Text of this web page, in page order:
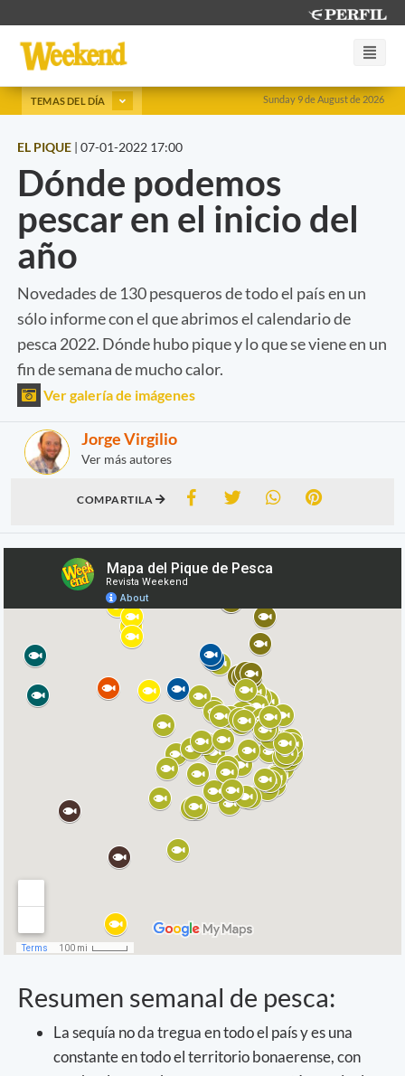
Sunday 9 de August de 2026
TEMAS DEL DÍA
EL PIQUE | 07-01-2022 17:00
Dónde podemos
pescar en el inicio del
año
Novedades de 130 pesqueros de todo el país en un
sólo informe con el que abrimos el calendario de
pesca 2022. Dónde hubo pique y lo que se viene en un
fin de semana de mucho calor.
Ver galería de imágenes
Jorge Virgilio
Ver más autores
COMPARTILA
Resumen semanal de pesca:
La sequía no da tregua en todo el país y es una
constante en todo el territorio bonaerense, con